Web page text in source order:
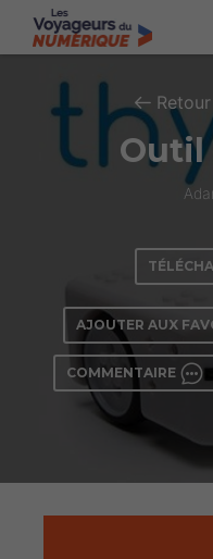
Outil
AJOUTER AUX
COMMENTAIRE